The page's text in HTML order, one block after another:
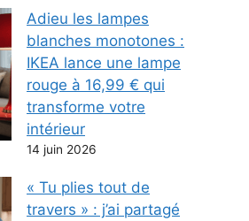
Adieu les lampes
blanches monotones :
IKEA lance une lampe
rouge à 16,99 € qui
transforme votre
intérieur
14 juin 2026
« Tu plies tout de
travers » : j’ai partagé